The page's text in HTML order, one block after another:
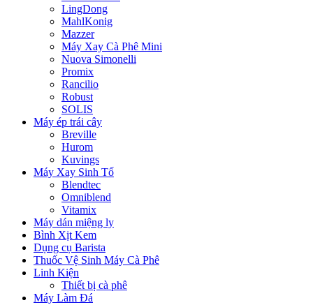
LingDong
MahlKonig
Mazzer
Máy Xay Cà Phê Mini
Nuova Simonelli
Promix
Rancilio
Robust
SOLIS
Máy ép trái cây
Breville
Hurom
Kuvings
Máy Xay Sinh Tố
Blendtec
Omniblend
Vitamix
Máy dán miệng ly
Bình Xịt Kem
Dụng cụ Barista
Thuốc Vệ Sinh Máy Cà Phê
Linh Kiện
Thiết bị cà phê
Máy Làm Đá